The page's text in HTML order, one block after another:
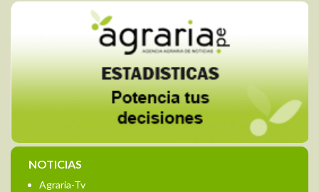
NOTICIAS
Agraria-Tv